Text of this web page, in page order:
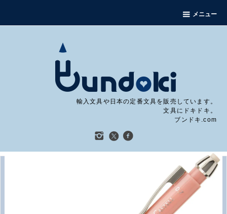
メニュー
輸入文具や日本の定番文具を販売しています。
文具にドキドキ。
ブンドキ.com